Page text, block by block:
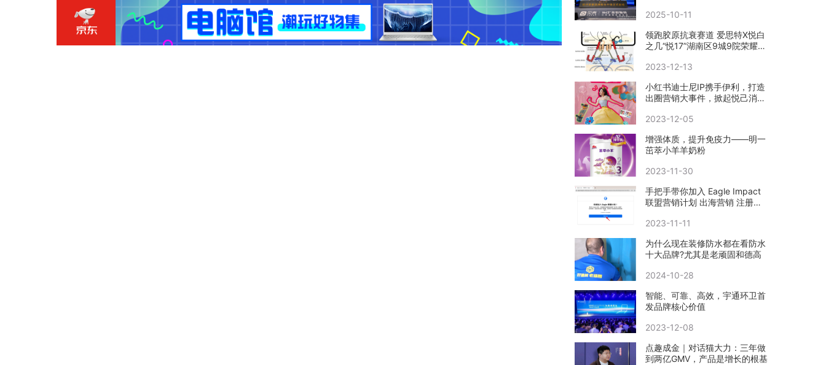
2025-10-11
领跑胶原抗衰赛道 爱思特X悦白
之几“悦17”湖南区9城9院荣耀首
2023-12-13
小红书迪士尼IP携手伊利，打造
出圈营销大事件，掀起悦己消费
2023-12-05
增强体质，提升免疫力——明一
茁萃小羊羊奶粉
2023-11-30
手把手带你加入 Eagle Impact
联盟营销计划 出海营销 注册教
2023-11-11
​为什么现在装修防水都在看防水
十大品牌?尤其是老顽固和德高
2024-10-28
智能、可靠、高效，宇通环卫首
发品牌核心价值
2023-12-08
点趣成金｜对话猫大力：三年做
到两亿GMV，产品是增长的根基